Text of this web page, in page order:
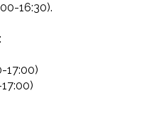
ćwiczeń (BSĆ)"
16:30).
17:00)